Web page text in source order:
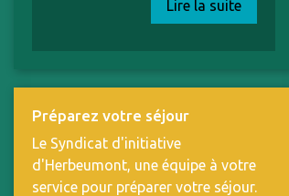
Lire la suite
Préparez votre séjour
Le Syndicat d'initiative
d'Herbeumont, une équipe à votre
service pour préparer votre séjour.